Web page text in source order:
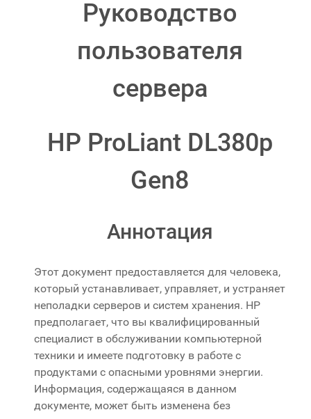
Руководство
пользователя
сервера
HP ProLiant DL380p
Gen8
Аннотация
Этот документ предоставляется для человека,
который устанавливает, управляет, и устраняет
неполадки серверов и систем хранения. HP
предполагает, что вы квалифицированный
специалист в обслуживании компьютерной
техники и имеете подготовку в работе с
продуктами с опасными уровнями энергии.
Информация, содержащаяся в данном
документе, может быть изменена без